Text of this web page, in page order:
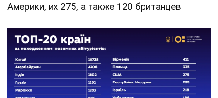
Америки, их 275, а также 120 британцев.